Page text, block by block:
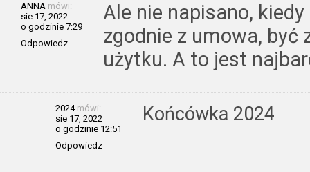
ANNA mówi:
sie 17, 2022
o godzinie 7:29
Odpowiedz
Ale nie napisano,
zgodnie z umowa, być
użytku. A to jest
2024mówi:
sie 17, 2022
o godzinie 12:51
Odpowiedz
Końcówka 2024